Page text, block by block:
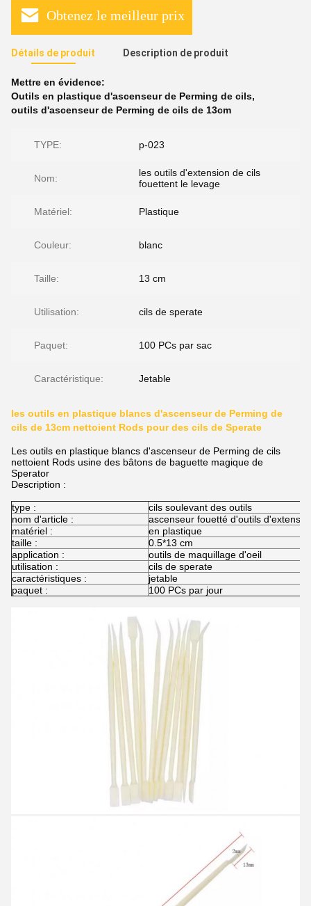
Obtenez le meilleur prix
Détails de produit Description de produit
Mettre en évidence:
Outils en plastique d'ascenseur de Perming de cils,
outils d'ascenseur de Perming de cils de 13cm
TYPE: p-023
Nom:
les outils d'extension de cils
fouettent le levage
Matériel: Plastique
Couleur: blanc
Taille: 13 cm
Utilisation: cils de sperate
Paquet: 100 PCs par sac
Caractéristique: Jetable
les outils en plastique blancs d'ascenseur de Perming de
cils de 13cm nettoient Rods pour des cils de Sperate
Les outils en plastique blancs d'ascenseur de Perming de cils
nettoient Rods usine des bâtons de baguette magique de
Sperator
Description :
type :
cils soulevant des outils
nom d'article :
ascenseur fouetté d'outils
matériel :
en plastique
taille :
0.5*13 cm
application :
outils de maquillage d'oeil
utilisation :
cils de sperate
caractéristiques :
jetable
paquet :
100 PCs par jour